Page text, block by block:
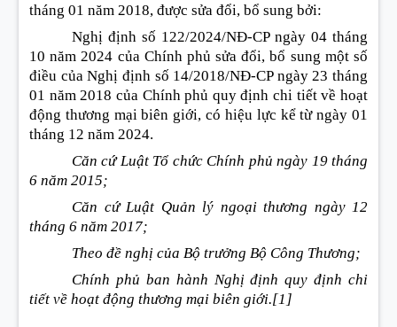
tháng 01 năm 2018, được sửa đổi, bổ sung bởi:
Nghị định số 122/2024/NĐ-CP ngày 04 tháng
10 năm 2024 của Chính phủ sửa đổi, bổ sung một số
điều của Nghị định số 14/2018/NĐ-CP ngày 23 tháng
01 năm 2018 của Chính phủ quy định chi tiết về hoạt
động thương mại biên giới, có hiệu lực kể từ ngày 01
tháng 12 năm 2024.
Căn cứ Luật Tổ chức Chính phủ ngày 19 tháng
6 năm 2015;
Căn cứ Luật Quản lý ngoại thương ngày 12
tháng 6 năm 2017;
Theo đề nghị của Bộ trưởng Bộ Công Thương;
Chính phủ ban hành Nghị định quy định chi
tiết về hoạt động thương mại biên giới.[1]